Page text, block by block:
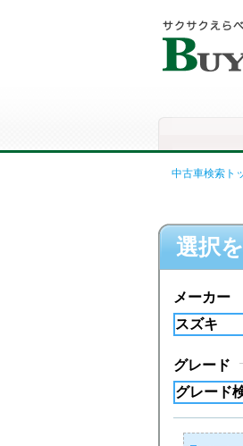
中古車検索ト
選択
メーカー
グレード